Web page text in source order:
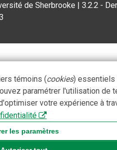
de Sherbrooke |3.2.2 -
témoins (cookies) essentiels
paramétrer l'utilisation de
votre expérience à
les paramètres